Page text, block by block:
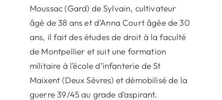
Moussac (Gard) de Sylvain, cultivateur
âgé de 38 ans et d’Anna Court âgée de 30
ans, il fait des études de droit à la faculté
de Montpellier et suit une formation
militaire à l’école d’infanterie de St
Maixent (Deux Sèvres) et démobilisé de la
guerre 39/45 au grade d’aspirant.